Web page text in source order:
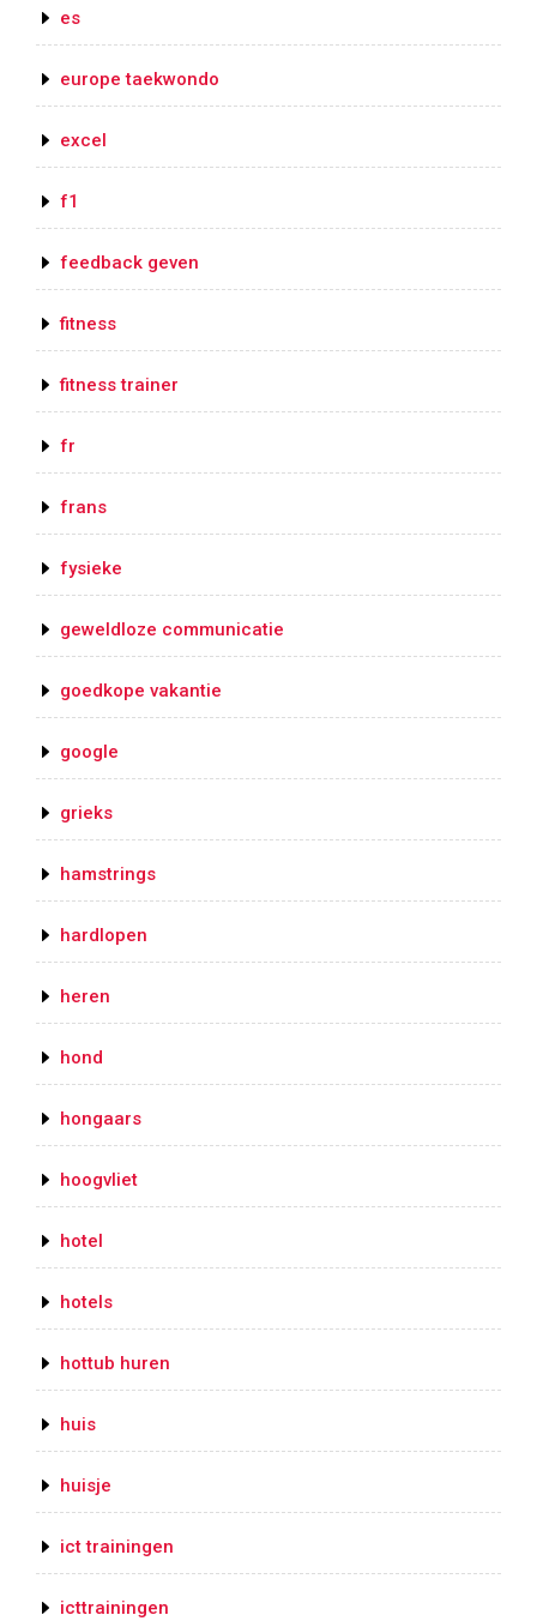
es
europe taekwondo
excel
f1
feedback geven
fitness
fitness trainer
fr
frans
fysieke
geweldloze communicatie
goedkope vakantie
google
grieks
hamstrings
hardlopen
heren
hond
hongaars
hoogvliet
hotel
hotels
hottub huren
huis
huisje
ict trainingen
icttrainingen